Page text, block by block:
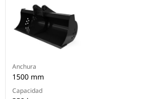
Anchura
1500 mm
Capacidad